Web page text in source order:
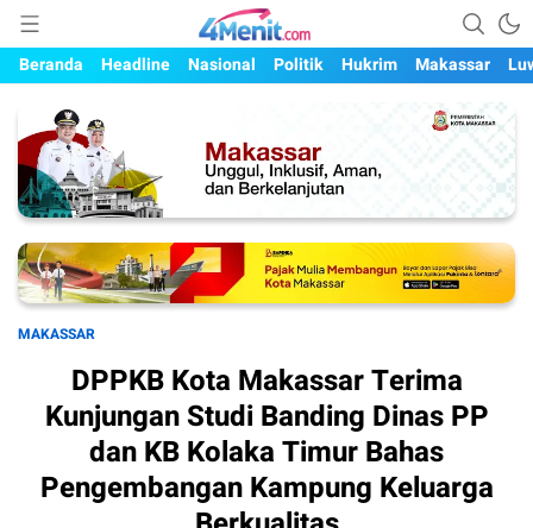
4menit.com
Mengungkap Kisah, Setiap Hari
Beranda
Headline Nasional Politik Hukrim Makassar
MAKASSAR
DPPKB Kota Makassar Terima
Kunjungan Studi Banding Dinas PP
dan KB Kolaka Timur Bahas
Pengembangan Kampung Keluarga